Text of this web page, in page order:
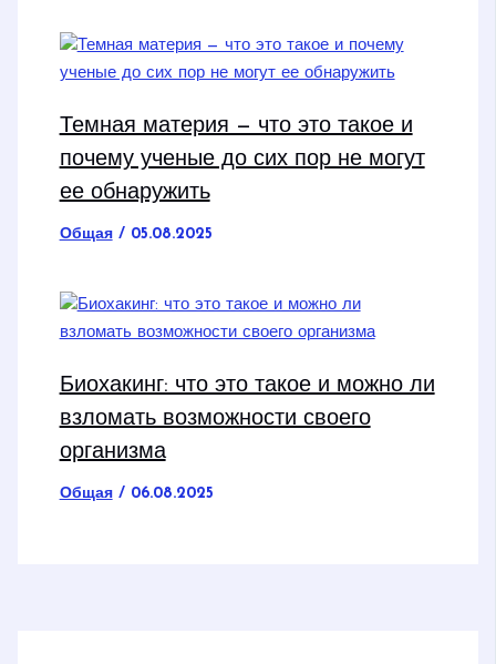
Темная материя — что это такое и
почему ученые до сих пор не могут
ее обнаружить
Общая/ 05.08.2025
Биохакинг: что это такое и можно ли
взломать возможности своего
организма
Общая/ 06.08.2025